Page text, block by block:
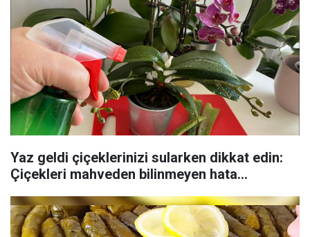
Yaz geldi çiçeklerinizi sularken dikkat edin:
Çiçekleri mahveden bilinmeyen hata...